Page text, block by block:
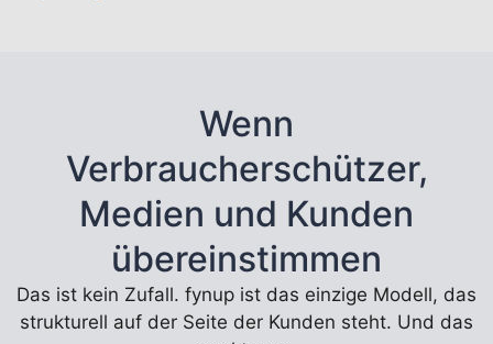
Wenn
Verbraucherschützer,
Medien und Kunden
übereinstimmen
Das ist kein Zufall. fynup ist das einzige Modell, das
strukturell auf der Seite der Kunden steht. Und das